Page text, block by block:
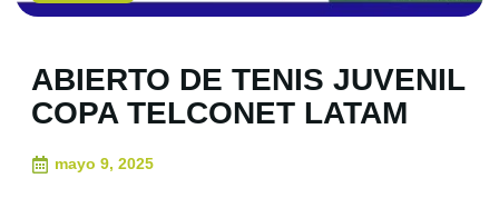
ABIERTO DE TENIS JUVENIL
COPA TELCONET LATAM
mayo 9, 2025